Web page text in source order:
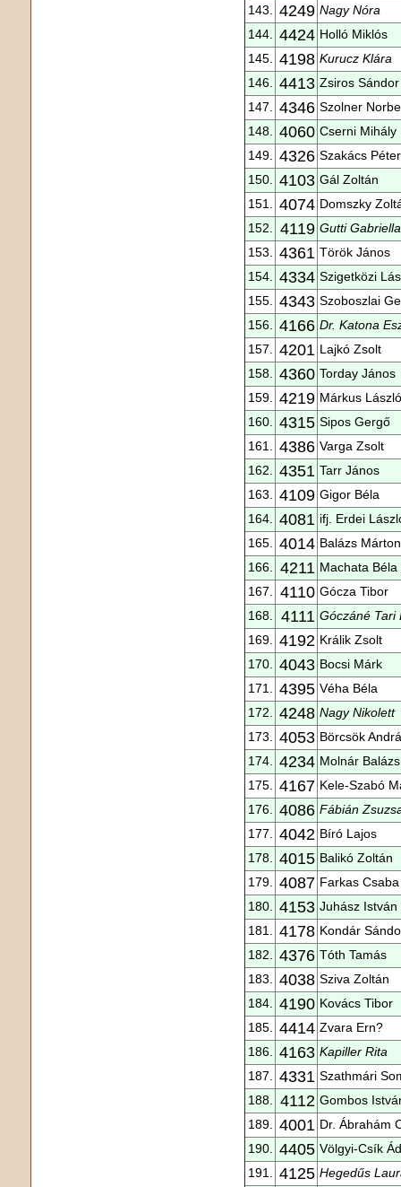
143.
4249 Nagy Nóra
144.
4424 Holló Miklós
145.
4198 Kurucz Klára
146.
4413 Zsiros Sándor
147.
4346 Szolner
148.
4060 Cserni Mihály
149.
4326 Szakács
150.
4103 Gál Zoltán
151.
4074 Domszky
152.
4119 Gutti Gabriella
153.
4361 Török János
154.
4334 Szigetközi
155.
4343 Szoboszlai
156.
4166 Dr. Katona
157.
4201 Lajkó Zsolt
158.
4360 Torday János
159.
4219 Márkus László
160.
4315 Sipos Gergő
161.
4386 Varga Zsolt
162.
4351 Tarr János
163.
4109 Gigor Béla
164.
4081 ifj. Erdei
165.
4014 Balázs Márton
166.
4211 Machata Béla
167.
4110 Gócza Tibor
168.
4111 Góczáné Tari
169.
4192 Králik Zsolt
170.
4043 Bocsi Márk
171.
4395 Véha Béla
172.
4248 Nagy Nikolett
173.
4053 Börcsök
174.
4234 Molnár Balázs
175.
4167 Kele-Szabó
176.
4086 Fábián
177.
4042 Bíró Lajos
178.
4015 Balikó Zoltán
179.
4087 Farkas Csaba
180.
4153 Juhász István
181.
4178 Kondár
182.
4376 Tóth Tamás
183.
4038 Sziva Zoltán
184.
4190 Kovács Tibor
185.
4414 Zvara Ern?
186.
4163 Kapiller Rita
187.
4331 Szathmári
188.
4112 Gombos
189.
4001 Dr. Ábrahám
190.
4405 Völgyi-Csík
191.
4125 Hegedűs